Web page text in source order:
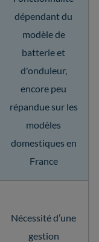
dépendant du
modèle de
batterie et
d'onduleur,
encore peu
répandue sur les
modèles
domestiques en
France
Nécessité d’une
gestion